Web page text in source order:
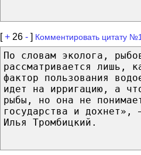
[+ 26 - ] Комментировать цитату
По словам эколога,
рассматривается лишь,
фактор пользования
идет на ирригацию, а
рыбы, но она не
государства и дохнет»,
Илья Тромбицкий.